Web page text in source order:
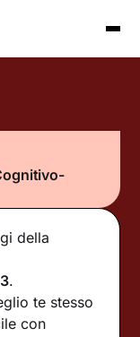
della
.
te stesso
con